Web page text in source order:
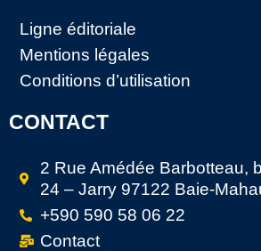
Ligne éditoriale
Mentions légales
Conditions d’utilisation
CONTACT
2 Rue Amédée Barbotteau,
24 – Jarry 97122 Baie-
+590 590 58 06 22
Contact